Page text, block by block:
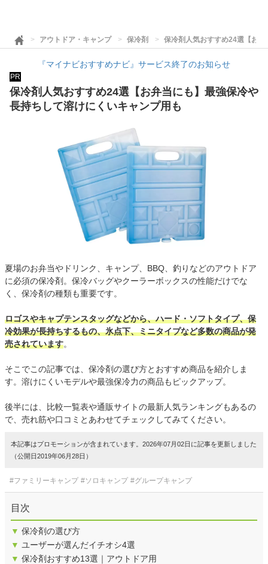
アウトドア・キャンプ 保冷剤 保冷剤人気おすすめ24選【お
『マイナビおすすめナビ』サービス終了のお知らせ
PR
保冷剤人気おすすめ24選【お弁当にも】最強保冷や
長持ちして溶けにくいキャンプ用も
夏場のお弁当やドリンク、キャンプ、BBQ、釣りなどのアウトドア
に必須の保冷剤。保冷バッグやクーラーボックスの性能だけでな
く、保冷剤の種類も重要です。
ロゴスやキャプテンスタッグなどから、ハード・ソフトタイプ、保
冷効果が長持ちするもの、氷点下、ミニタイプなど多数の商品が発
売されています。
そこでこの記事では、保冷剤の選び方とおすすめ商品を紹介しま
す。溶けにくいモデルや最強保冷力の商品もピックアップ。
後半には、比較一覧表や通販サイトの最新人気ランキングもあるの
で、売れ筋や口コミとあわせてチェックしてみてください。
本記事はプロモーションが含まれています。2026年07月02日に記事を更新しました
（公開日2019年06月28日）
#ファミリーキャンプ #ソロキャンプ #グループキャンプ
目次
▼ 保冷剤の選び方
▼ ユーザーが選んだイチオシ4選
▼ 保冷剤おすすめ13選｜アウトドア用